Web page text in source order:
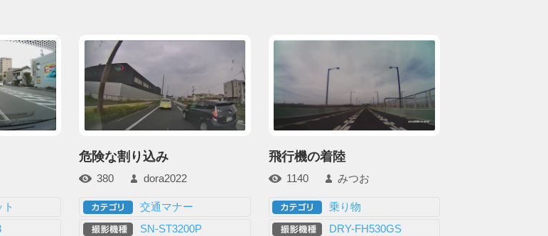
ト
危険な割り込み
380 dora2022
交通マナー
SN-ST3200P
飛行機の着陸
1140 みつお
乗り物
DRY-FH530GS